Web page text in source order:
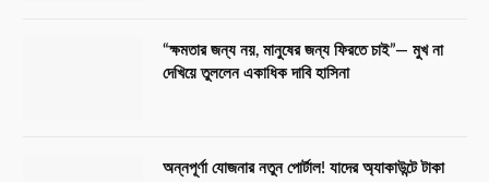
“ক্ষমতার জন্য নয়, মানুষের জন্য ফিরতে চাই”— মুখ না
দেখিয়ে তুললেন একাধিক দাবি হাসিনা
অন্নপূর্ণা যোজনার নতুন পোর্টাল! যাদের অ্যাকাউন্টে টাকা